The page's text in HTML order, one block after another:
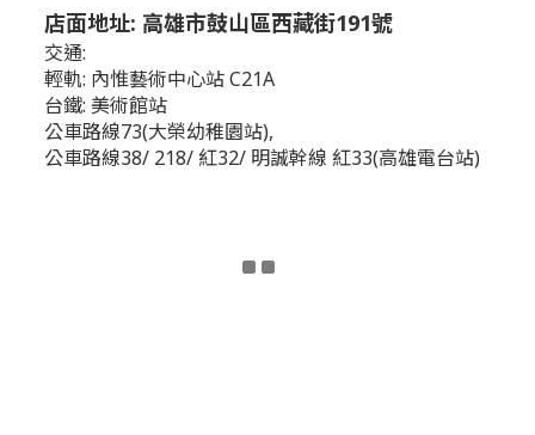
店面地址: 高雄市鼓山區西藏街191號
交通:
輕軌: 內惟藝術中心站 C21A
台鐵: 美術館站
公車路線73(大榮幼稚園站),
公車路線38/ 218/ 紅32/ 明誠幹線 紅33(高雄電台站)